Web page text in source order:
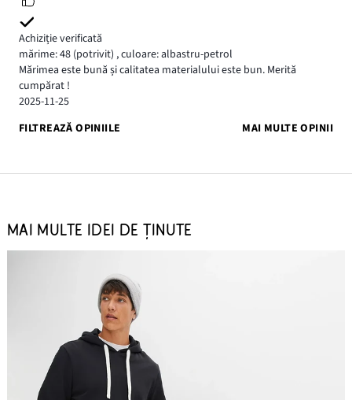
Achiziție verificată
mărime: 48 (potrivit) ,culoare: albastru-petrol
Mărimea este bună și calitatea materialului este bun. Merită
cumpărat !
2025-11-25
FILTREAZĂ OPINIILE
MAI MULTE OPINII
MAI MULTE IDEI DE ȚINUTE